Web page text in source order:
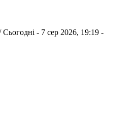
Сьогодні - 7 сер 2026, 19:19 -